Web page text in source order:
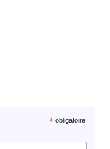
*obligatoire